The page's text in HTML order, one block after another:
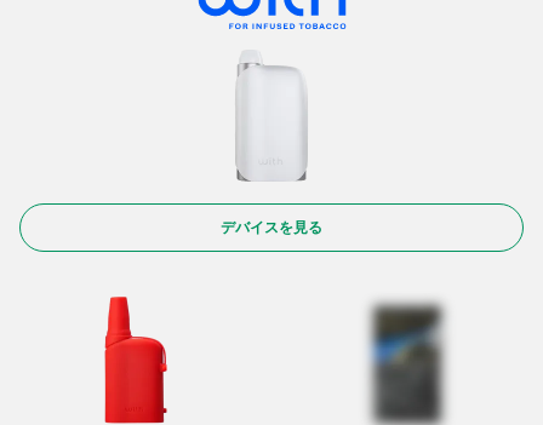
デバイスを見る